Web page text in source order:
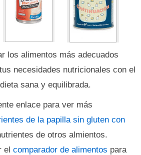
los alimentos más adecuados
necesidades nutricionales con el
sana y equilibrada.
enlace para ver más
de la papilla sin gluten con
de otros almientos.
el comparador de alimentos para